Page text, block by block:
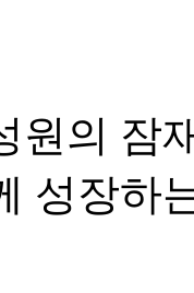
원의 잠
성장하